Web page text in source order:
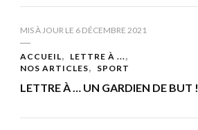
MIS À JOUR LE 6 DÉCEMBRE 2021
ACCUEIL
LETTRE À ...
NOS ARTICLES
SPORT
LETTRE À … UN GARDIEN DE BUT !